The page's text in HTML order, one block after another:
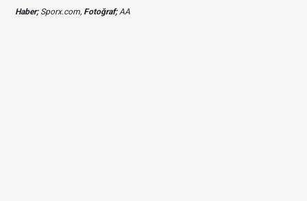
Haber;Sporx.com, Fotoğraf;AA